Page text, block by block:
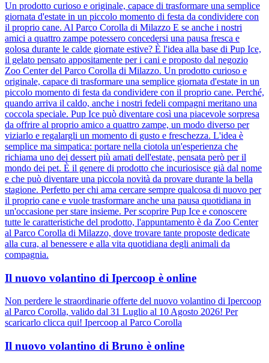
Un prodotto curioso e originale, capace di trasformare una semplice
giornata d'estate in un piccolo momento di festa da condividere con
il proprio cane. Al Parco Corolla di Milazzo E se anche i nostri
amici a quattro zampe potessero concedersi una pausa fresca e
golosa durante le calde giornate estive? È l'idea alla base di Pup Ice,
il gelato pensato appositamente per i cani e proposto dal negozio
Zoo Center del Parco Corolla di Milazzo. Un prodotto curioso e
originale, capace di trasformare una semplice giornata d'estate in un
piccolo momento di festa da condividere con il proprio cane. Perché,
quando arriva il caldo, anche i nostri fedeli compagni meritano una
coccola speciale. Pup Ice può diventare così una piacevole sorpresa
da offrire al proprio amico a quattro zampe, un modo diverso per
viziarlo e regalargli un momento di gusto e freschezza. L'idea è
semplice ma simpatica: portare nella ciotola un'esperienza che
richiama uno dei dessert più amati dell'estate, pensata però per il
mondo dei pet. È il genere di prodotto che incuriosisce già dal nome
e che può diventare una piccola novità da provare durante la bella
stagione. Perfetto per chi ama cercare sempre qualcosa di nuovo per
il proprio cane e vuole trasformare anche una pausa quotidiana in
un'occasione per stare insieme. Per scoprire Pup Ice e conoscere
tutte le caratteristiche del prodotto, l'appuntamento è da Zoo Center
al Parco Corolla di Milazzo, dove trovare tante proposte dedicate
alla cura, al benessere e alla vita quotidiana degli animali da
compagnia.
Il nuovo volantino di Ipercoop è online
Non perdere le straordinarie offerte del nuovo volantino di Ipercoop
al Parco Corolla, valido dal 31 Luglio al 10 Agosto 2026! Per
scaricarlo clicca qui! Ipercoop al Parco Corolla
Il nuovo volantino di Bruno è online